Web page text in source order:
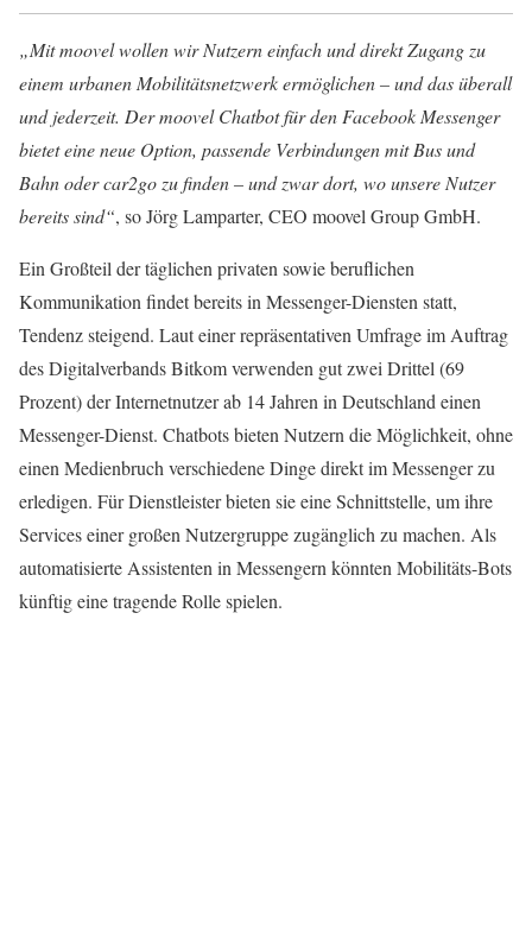
„Mit moovel wollen wir Nutzern einfach und direkt Zugang zu
einem urbanen Mobilitätsnetzwerk ermöglichen – und das überall
und jederzeit. Der moovel Chatbot für den Facebook Messenger
bietet eine neue Option, passende Verbindungen mit Bus und
Bahn oder car2go zu finden – und zwar dort, wo unsere Nutzer
bereits sind“, so Jörg Lamparter, CEO moovel Group GmbH.
Ein Großteil der täglichen privaten sowie beruflichen
Kommunikation findet bereits in Messenger-Diensten statt,
Tendenz steigend. Laut einer repräsentativen Umfrage im Auftrag
des Digitalverbands Bitkom verwenden gut zwei Drittel (69
Prozent) der Internetnutzer ab 14 Jahren in Deutschland einen
Messenger-Dienst. Chatbots bieten Nutzern die Möglichkeit, ohne
einen Medienbruch verschiedene Dinge direkt im Messenger zu
erledigen. Für Dienstleister bieten sie eine Schnittstelle, um ihre
Services einer großen Nutzergruppe zugänglich zu machen. Als
automatisierte Assistenten in Messengern könnten Mobilitäts-Bots
künftig eine tragende Rolle spielen.